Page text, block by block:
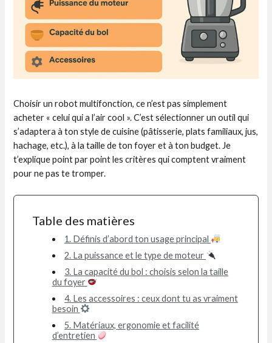
Choisir un robot multifonction, ce n’est pas simplement
acheter « celui qui a l’air cool ». C’est sélectionner un outil qui
s’adaptera à ton style de cuisine (pâtisserie, plats familiaux, jus,
hachage, etc.), à la taille de ton foyer et à ton budget. Je
t’explique point par point les critères qui comptent vraiment
pour ne pas te tromper.
Table des matières
1. Définis d’abord ton usage principal
2. La puissance et le type de moteur
3. La capacité du bol : choisis selon la taille
du foyer
4. Les accessoires : ceux dont tu as vraiment
besoin
5. Matériaux, ergonomie et facilité
d’entretien